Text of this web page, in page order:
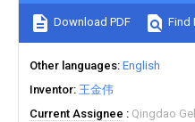
Download PDF Find
Other languages English
Inventor 王金伟
Current Assignee
Qingdao